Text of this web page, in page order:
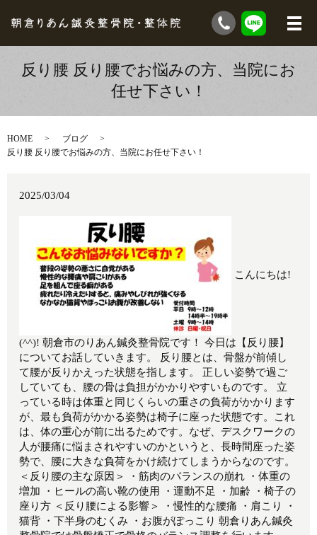
反り腰 反り腰でお悩みの方、当院にお
任せ下さい！
HOME
ブログ
反り腰 反り腰でお悩みの方、当院にお任せ下さい！
2025/03/04
こんにちは!
(^^)! 朝倉市のりあん鍼灸整骨院です！ 今日は【反り腰】
についてお話していきます。 反り腰とは、骨盤が前傾し
て腰が反りかえった状態を指します。 正しい姿勢で過ご
していても、腰の骨は負担がかかりやすいものです。 立
っている時は体重と同じくらいの重さの負荷がかかります
が、最も負荷がかかる姿勢は椅子に座った状態です。これ
は、体の重心が前に出るためです。なぜ、デスクワークの
人が腰痛に悩まされやすいのかというと、長時間座った姿
勢で、腰に大きな負荷をかけ続けてしまうからなのです。
＜反り腰の主な原因＞ ・筋肉のバランスの崩れ ・体重の
増加 ・ヒールの高い靴の使用 ・運動不足 ・加齢 ・椅子の
座り方 ＜反り腰による影響＞ ・慢性的な腰痛 ・肩こり ・
猫背 ・下半身のむくみ ・お腹がぽっこり 朝倉りあん鍼灸